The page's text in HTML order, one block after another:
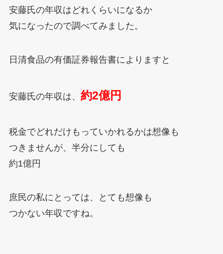
安藤氏の年収はどれくらいになるか
気になったので調べてみました。
日清食品の有価証券報告書によりますと
安藤氏の年収は、 約2億円
税金でどれだけもっていかれるかは想像も
つきませんが、半分にしても
約1億円
庶民の私にとっては、とても想像も
つかない年収ですね。